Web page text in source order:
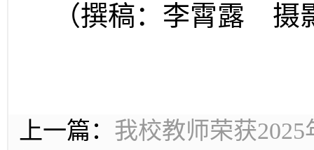
（撰稿：李霄露
上一篇： 我校教师荣获